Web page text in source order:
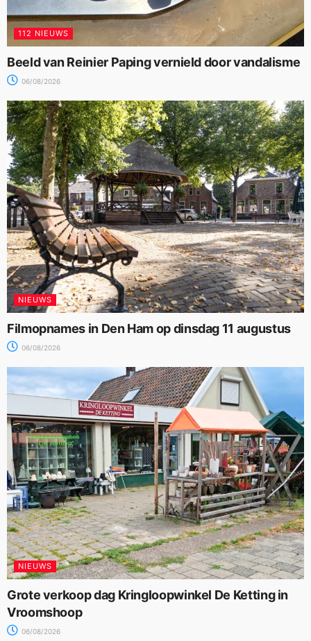
112 NIEUWS
Beeld van Reinier Paping vernield door vandalisme
06/08/2026
NIEUWS
Filmopnames in Den Ham op dinsdag 11 augustus
06/08/2026
NIEUWS
Grote verkoop dag Kringloopwinkel De Ketting in
Vroomshoop
06/08/2026